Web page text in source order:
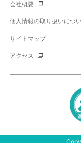
会社概要
個人情報の取り扱いにつ
サイトマップ
アクセス